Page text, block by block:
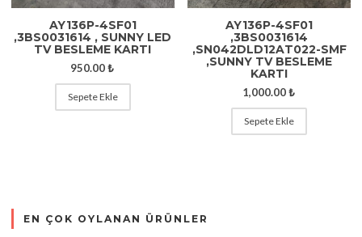
AY136P-4SF01
,3BS0031614 , SUNNY LED
TV BESLEME KARTI
950.00₺
Sepete Ekle
AY136P-4SF01
,3BS0031614
,SN042DLD12AT022-SMF
,SUNNY TV BESLEME
KARTI
1,000.00₺
Sepete Ekle
EN ÇOK OYLANAN ÜRÜNLER